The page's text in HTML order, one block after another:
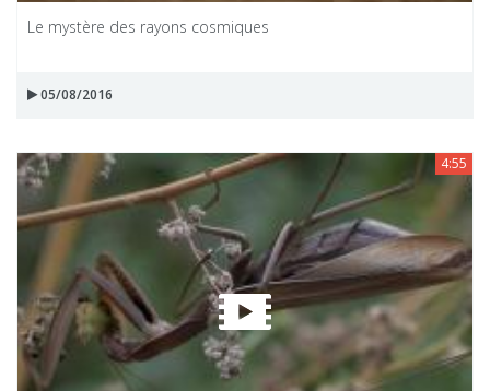
Le mystère des rayons cosmiques
05/08/2016
4:55